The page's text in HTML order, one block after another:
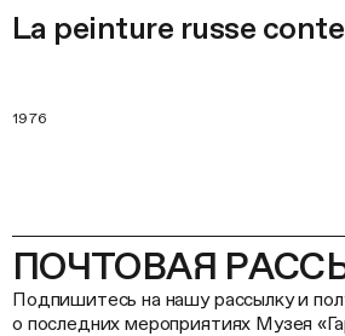
La peinture russe
1976
ПОЧТОВАЯ
Подпишитесь на нашу рассылку и
о последних мероприятиях Музея